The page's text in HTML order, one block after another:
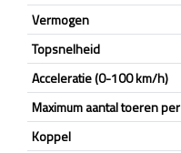
Vermogen
Topsnelheid
Acceleratie (0-100 km/h)
Maximum aantal toeren
Koppel